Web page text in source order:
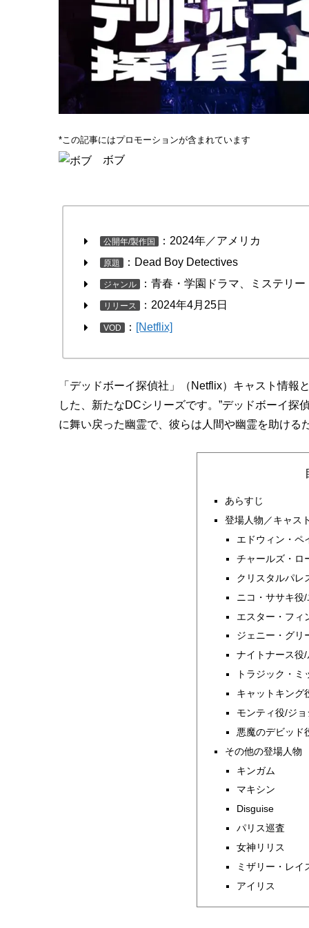
*この記事にはプロモーションが含まれています
ボブ
公開年/製作国 ：2024年／アメリカ
原題 ：Dead Boy Detectives
ジャンル ：青春・学園ドラマ、ミステリー
リリース ：2024年4月25日
VOD ： [Netflix]
「デッドボーイ探偵社」（Netflix）キャスト情報
した、新たなDCシリーズです。”デッドボーイ探
に舞い戻った幽霊で、彼らは人間や幽霊を助ける
あらすじ
登場人物／キャス
エドウィン・ペ
チャールズ・ロ
クリスタルパレ
ニコ・ササキ役
エスター・フィ
ジェニー・グリ
ナイトナース役
トラジック・
キャットキング
モンティ役/ジ
悪魔のデビッド
その他の登場人物
キンガム
マキシン
Disguise
パリス巡査
女神リリス
ミザリー・レイ
アイリス